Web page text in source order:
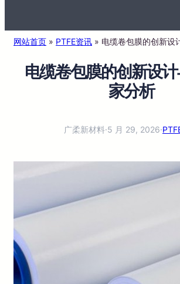
网站首页 » PTFE资讯 » 电缆卷包膜的创新设
电缆卷包膜的创新设
家分析
广柔新材料·5 月 29, 2026·